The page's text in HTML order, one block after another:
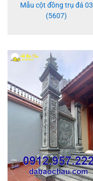
Mẫu cột đồng trụ đá 03
(5607)